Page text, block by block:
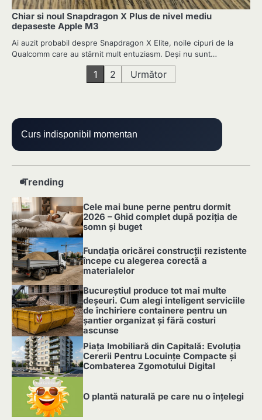
Chiar si noul Snapdragon X Plus de nivel mediu
depaseste Apple M3
Ai auzit probabil despre Snapdragon X Elite, noile cipuri de la
Qualcomm care au stârnit mult entuziasm. Deși nu sunt…
1 2 Următor
Curs indisponibil momentan
Trending
1
Cele mai bune perne pentru dormit
2026 – Ghid complet după poziția de
somn și buget
2
Fundația oricărei construcții rezistente
începe cu alegerea corectă a
materialelor
3
Bucureștiul produce tot mai multe
deșeuri. Cum alegi inteligent serviciile
de închiriere containere pentru un
șantier organizat și fără costuri
ascunse
4
Piața Imobiliară din Capitală: Evoluția
Cererii Pentru Locuințe Compacte și
Combaterea Zgomotului Digital
5
O plantă naturală pe care nu o înțelegi